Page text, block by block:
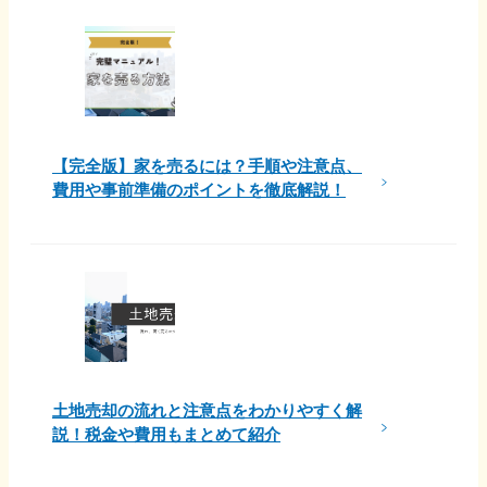
【完全版】家を売るには？手順や注意点、
費用や事前準備のポイントを徹底解説！
土地売却の流れと注意点をわかりやすく解
説！税金や費用もまとめて紹介